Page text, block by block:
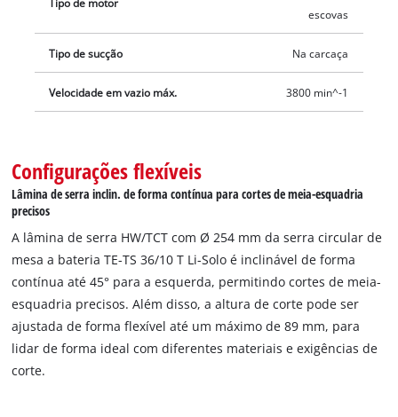
Tipo de motor
escovas
Tipo de sucção Na carcaça
Velocidade em vazio máx. 3800 min^-1
Configurações flexíveis
Lâmina de serra inclin. de forma contínua para cortes de meia-esquadria
precisos
A lâmina de serra HW/TCT com Ø 254 mm da serra circular de
mesa a bateria TE-TS 36/10 T Li-Solo é inclinável de forma
contínua até 45° para a esquerda, permitindo cortes de meia-
esquadria precisos. Além disso, a altura de corte pode ser
ajustada de forma flexível até um máximo de 89 mm, para
lidar de forma ideal com diferentes materiais e exigências de
corte.